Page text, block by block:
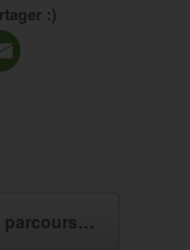
:)
parcours…